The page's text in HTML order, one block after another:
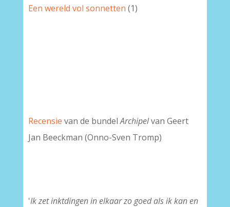
Een wereld vol sonnetten (1)
Recensie van de bundelArchipelvan Geert
Jan Beeckman (Onno-Sven Tromp)
'Ik zet inktdingen in elkaar zo goed als ik kan en